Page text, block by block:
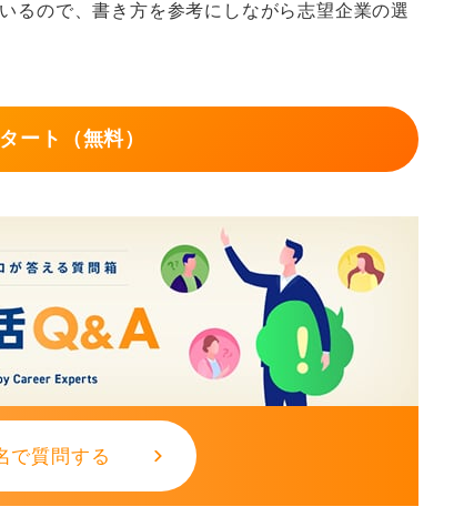
の機会が少ないため、内容のほうが重視さ
るので、書き方を参考にしながら志望企業の選
ート（無料）
で質問する